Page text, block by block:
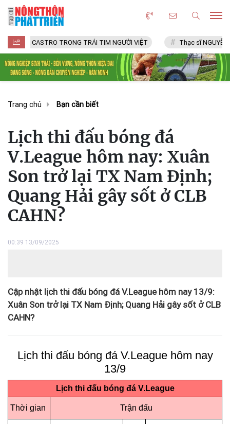
CASTRO TRONG TRÁI TIM NGƯỜI VIỆT Thạc sĩ NGUYỄN VĂN CHÍ
Trang chủ Bạn cần biết
Lịch thi đấu bóng đá
V.League hôm nay: Xuân
Son trở lại TX Nam Định;
Quang Hải gây sốt ở CLB
CAHN?
00:39 13/09/2025
Cập nhật lịch thi đấu bóng đá V.League hôm nay 13/9:
Xuân Son trở lại TX Nam Định; Quang Hải gây sốt ở CLB
CAHN?
Lịch thi đấu bóng đá V.League hôm nay
13/9
Lịch thi đấu bóng đá V.League
Thời gian Trận đấu